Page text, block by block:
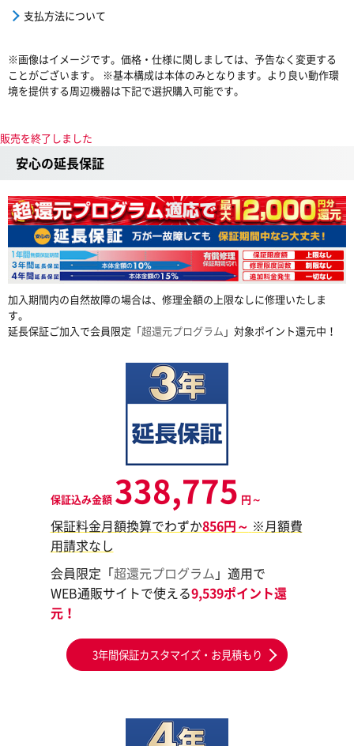
支払方法について
※画像はイメージです。価格・仕様に関しましては、予告なく変更する
ことがございます。 ※基本構成は本体のみとなります。より良い動作環
境を提供する周辺機器は下記で選択購入可能です。
販売を終了しました
安心の延長保証
加入期間内の自然故障の場合は、修理金額の上限なしに修理いたしま
す。
延長保証ご加入で会員限定「超還元プログラム 」対象ポイント還元中！
保証込み金額 338,775 円～
保証料金月額換算でわずか856円～ ※月額費
用請求なし
会員限定「超還元プログラム 」適用で
WEB通販サイトで使える9,539ポイント還
元！
3年間保証カスタマイズ・お見積もり